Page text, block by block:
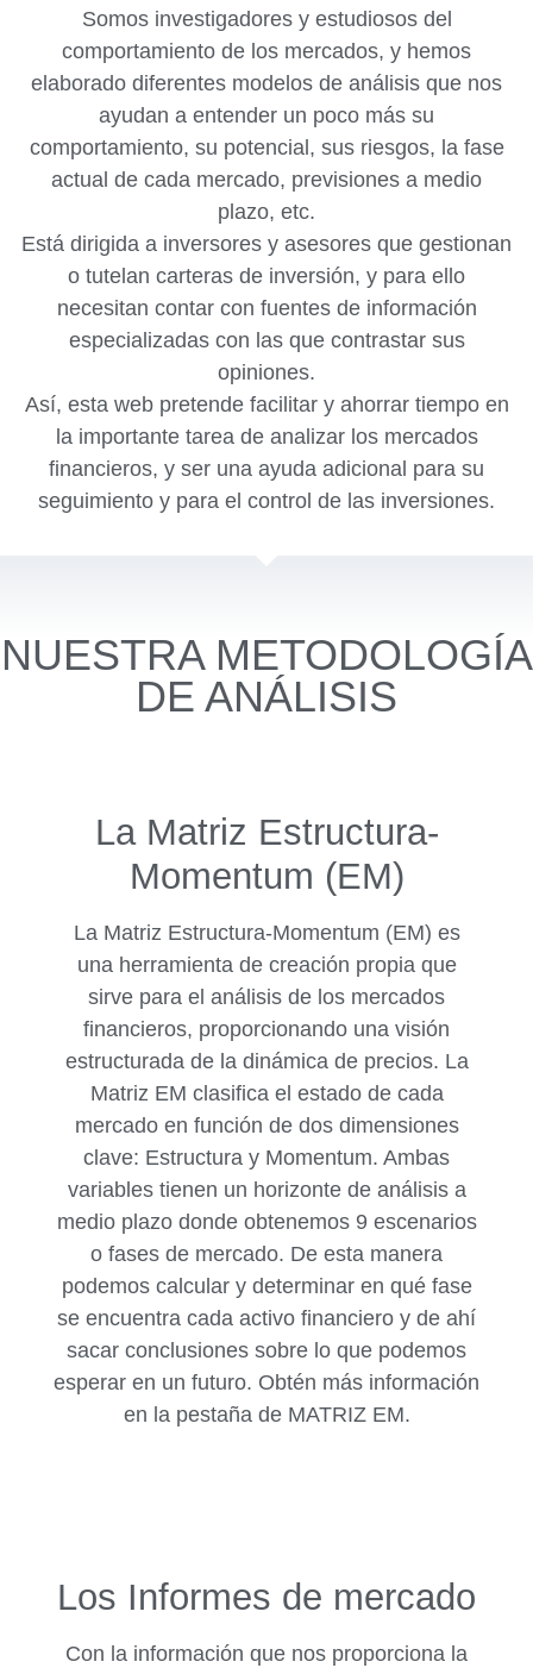
Somos investigadores y estudiosos del
comportamiento de los mercados, y hemos
elaborado diferentes modelos de análisis que nos
ayudan a entender un poco más su
comportamiento, su potencial, sus riesgos, la fase
actual de cada mercado, previsiones a medio
plazo, etc.
Está dirigida a inversores y asesores que gestionan
o tutelan carteras de inversión, y para ello
necesitan contar con fuentes de información
especializadas con las que contrastar sus
opiniones.
Así, esta web pretende facilitar y ahorrar tiempo en
la importante tarea de analizar los mercados
financieros, y ser una ayuda adicional para su
seguimiento y para el control de las inversiones.
NUESTRA METODOLOGÍA
DE ANÁLISIS
La Matriz Estructura-
Momentum (EM)
La Matriz Estructura-Momentum (EM) es
una herramienta de creación propia que
sirve para el análisis de los mercados
financieros, proporcionando una visión
estructurada de la dinámica de precios. La
Matriz EM clasifica el estado de cada
mercado en función de dos dimensiones
clave: Estructura y Momentum. Ambas
variables tienen un horizonte de análisis a
medio plazo donde obtenemos 9 escenarios
o fases de mercado. De esta manera
podemos calcular y determinar en qué fase
se encuentra cada activo financiero y de ahí
sacar conclusiones sobre lo que podemos
esperar en un futuro. Obtén más información
en la pestaña de MATRIZ EM.
Los Informes de mercado
Con la información que nos proporciona la